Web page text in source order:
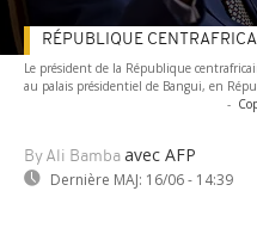
Le président de la République
au palais présidentiel de Bangui, en
-
By Ali Bamba avec AFP
Dernière MAJ: 16/06 - 14:39
RÉPUBLIQUE